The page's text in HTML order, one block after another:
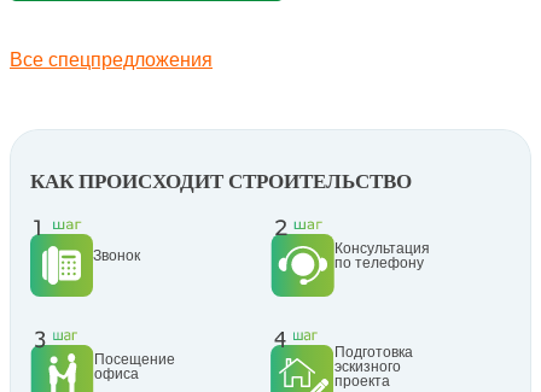
Все спецпредложения
КАК ПРОИСХОДИТ СТРОИТЕЛЬСТВО
Звонок
Консультация
по телефону
Посещение
офиса
Подготовка
эскизного
проекта